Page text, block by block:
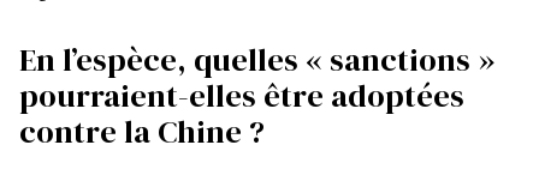
En l’espèce, quelles « sanctions »
pourraient-elles être adoptées
contre la Chine ?